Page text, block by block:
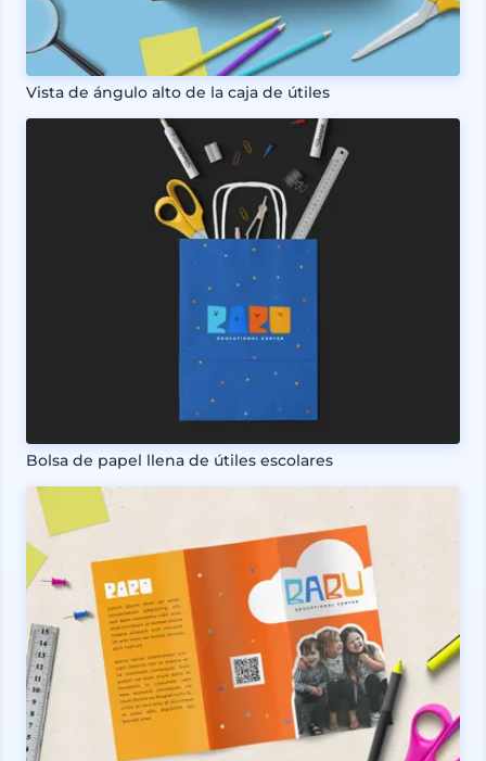
Vista de ángulo alto de la caja de útiles
Bolsa de papel llena de útiles escolares